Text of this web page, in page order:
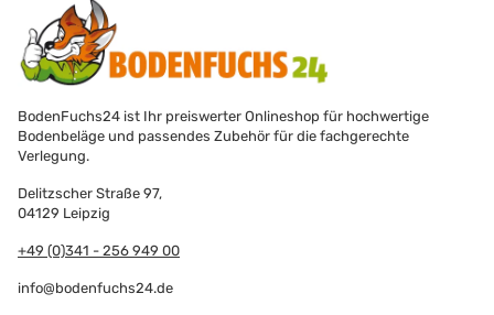
BodenFuchs24 ist Ihr preiswerter Onlineshop für hochwertige
Bodenbeläge und passendes Zubehör für die fachgerechte
Verlegung.
Delitzscher Straße 97,
04129 Leipzig
+49 (0)341 - 256 949 00
info@bodenfuchs24.de